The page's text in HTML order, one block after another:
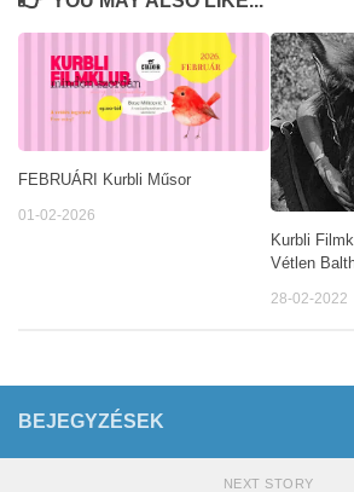
FEBRUÁRI Kurbli Műsor
01-02-2026
Kurbli
Vétlen
28-02-2022
BEJEGYZÉSEK
NEXT STORY